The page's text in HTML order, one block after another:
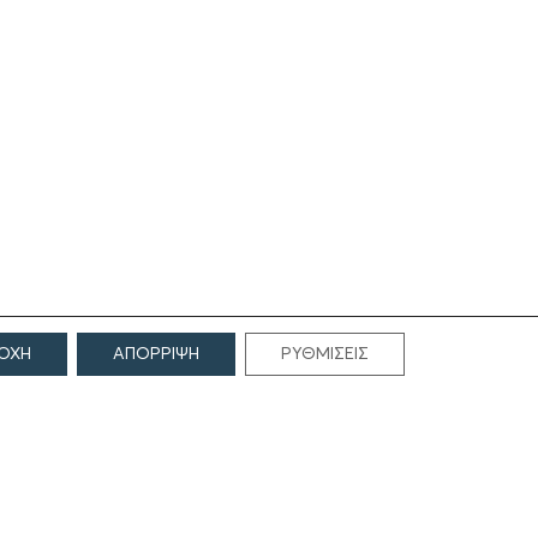
ΑΠΟΡΡΙΨΗ ΡΥΘΜΙΣΕΙΣ